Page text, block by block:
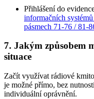
Přihlášení do
informačních
pásmech 71-76 / 81-
7. Jakým způsobem
situace
Začít využívat rádiové
je možné přímo, bez
individuální oprávnění.